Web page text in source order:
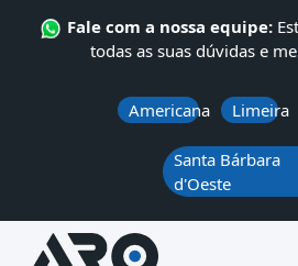
Fale com a nossa equipe:
todas as suas dúvidas e
Americana Limeira
Santa Bárbara
d'Oeste
QUEM SOMOS
SERVIÇOS
CONTATO
NOTÍCIAS
ÁREA DO CLIENTE